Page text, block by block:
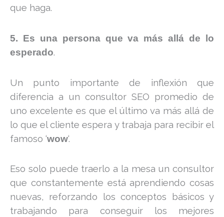
que haga.
5. Es una persona que va más allá de lo
esperado.
Un punto importante de inflexión que
diferencia a un consultor SEO promedio de
uno excelente es que el último va más allá de
lo que el cliente espera y trabaja para recibir el
famoso ‘wow‘.
Eso solo puede traerlo a la mesa un consultor
que constantemente está aprendiendo cosas
nuevas, reforzando los conceptos básicos y
trabajando para conseguir los mejores